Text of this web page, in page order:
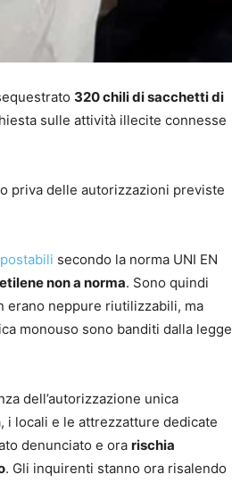
320 chili di sacchetti di
sulle attività illecite connesse
priva delle autorizzazioni previste
secondo la norma UNI EN
non a norma. Sono quindi
erano neppure riutilizzabili, ma
monouso sono banditi dalla legge
dell’autorizzazione unica
i locali e le attrezzatture dedicate
denunciato e ora rischia
. Gli inquirenti stanno ora risalendo